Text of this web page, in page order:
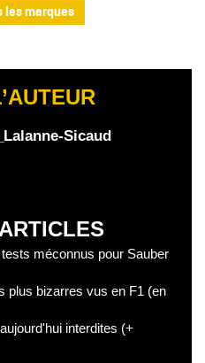
les marques
Sicaud
méconnus pour Sauber
plus bizarres vus en F1 (en
interdites (+